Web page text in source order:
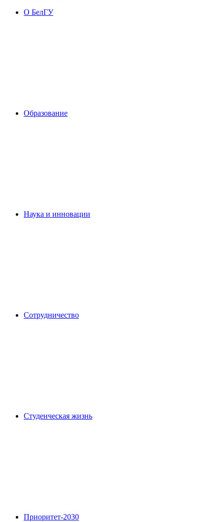
О БелГУ
Образование
Наука и инновации
Сотрудничество
Студенческая жизнь
Приоритет-2030